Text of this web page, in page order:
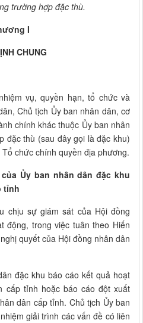
trường hợp đặc thù.
I
CHUNG
vụ, quyền hạn, tổ chức và
Chủ tịch Ủy ban nhân dân, cơ
chính khác thuộc Ủy ban nhân
đặc thù (sau đây gọi là đặc khu)
chức chính quyền địa phương.
Ủy ban nhân dân đặc khu
tỉnh
chịu sự giám sát của Hội đồng
động, trong việc tuân theo Hiến
quyết của Hội đồng nhân dân
đặc khu báo cáo kết quả hoạt
cấp tỉnh hoặc báo cáo đột xuất
dân cấp tỉnh. Chủ tịch Ủy ban
giải trình các vấn đề có liên